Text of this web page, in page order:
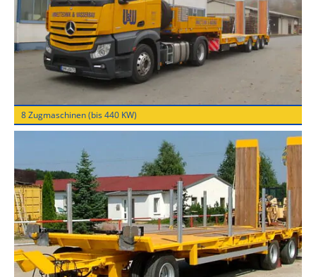
8 Zugmaschinen (bis 440 KW)